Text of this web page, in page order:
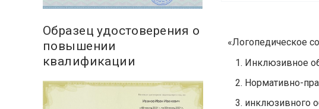
«Логопедическое
Инклюзивное
Нормативно-
инклюзивного
Образец удостоверения о
повышении
квалификации